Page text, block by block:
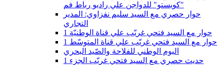
"كويستو" للدواجن علي راديو رباط فم
حوار حصري مع السيد سليم نفزاوي: المدير
التجاري
حوار مع السيد فتحي غريّب علي قناة الوطنيّة 1
حوار مع السيد فتحي غريّب علي قناة المتوسّط 1
اليوم الوطني للفلاحة والصّيد البحري
حديث حصري مع السيد فتحي غريّب الجزء 1